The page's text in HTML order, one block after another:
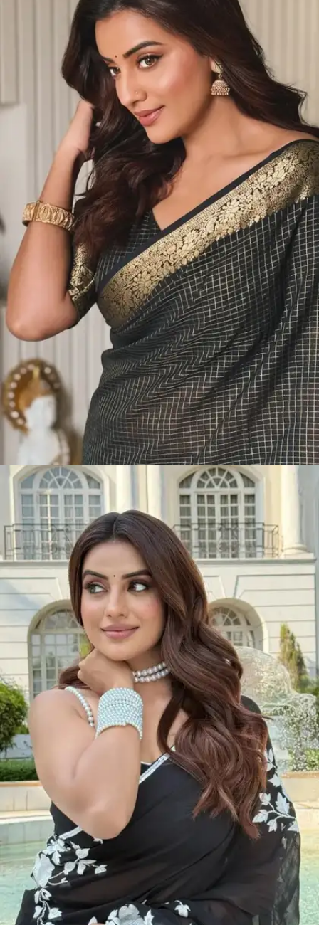
​अक्षरा सिंह अक्सर अपने फैंस को विजुअल ट्रीट देती रहती
है।​